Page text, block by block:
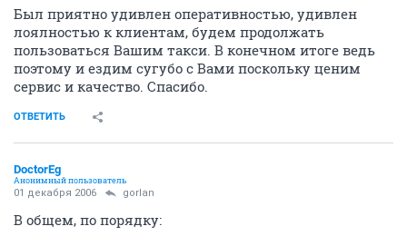
Был приятно удивлен оперативностью, удивлен
лоялностью к клиентам, будем продолжать
пользоваться Вашим такси. В конечном итоге ведь
поэтому и ездим сугубо с Вами поскольку ценим
сервис и качество. Спасибо.
ОТВЕТИТЬ
DoctorEg
Анонимный пользователь
01 декабря 2006 gorlan
В общем, по порядку: